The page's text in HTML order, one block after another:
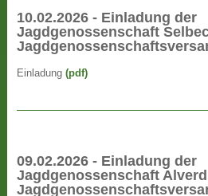
10.02.2026 - Einladung der
Jagdgenossenschaft
Einladung(pdf)
09.02.2026 - Einladung der
Jagdgenossenschaft